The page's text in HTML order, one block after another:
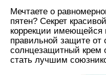
БЛОГ
КОНТАКТЫ
Мечтаете о
пятен? Секрет
коррекции имеющейся
правильной защите
солнцезащитный крем
стать лучшим